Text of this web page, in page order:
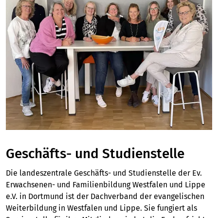
Qualitätssicherung
Fachtagungen, Konferenzen & Bildungsforen
Projekte
Bildung auf Bestellung
Ev. Familienbildung im Kirchenkreis Bochum
- Bochum
Ev. Erwachsenenbildung im AGORA Kultur-
und Bildungszentrum - Castrop-Rauxel
Ev. Erwachsenenbildung in der Lippischen
Landeskirche - Detmold
Ev. Familienbildung im Paul-Gerhardt-Haus -
Dorsten
Ev. Jugendbildungsstätte Tecklenburg
Tagungsstätte Haus Villigst
Satzung
Leitbild
Geschäfts- und Studienstelle
Die landeszentrale Geschäfts- und Studienstelle der Ev.
Erwachsenen- und Familienbildung Westfalen und Lippe
e.V. in Dortmund ist der Dachverband der evangelischen
Weiterbildung in Westfalen und Lippe. Sie fungiert als